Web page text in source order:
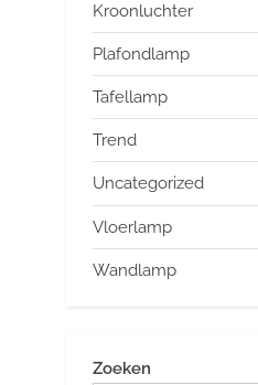
Kroonluchter
Plafondlamp
Tafellamp
Trend
Uncategorized
Vloerlamp
Wandlamp
Zoeken